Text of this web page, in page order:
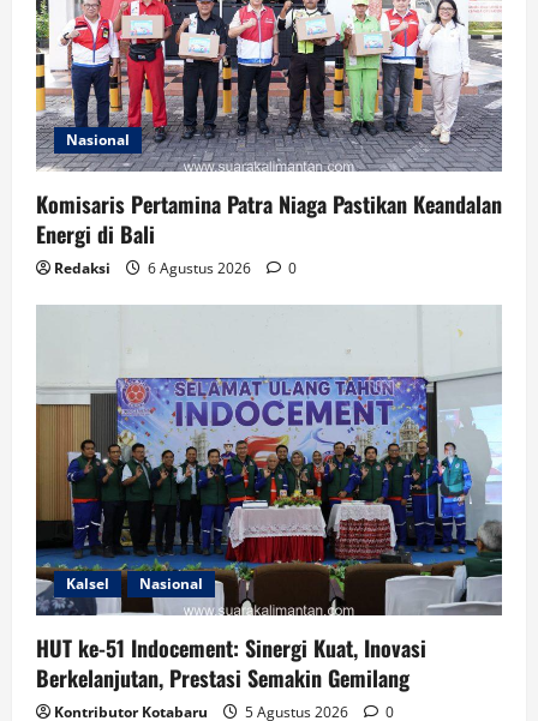
Nasional
Komisaris Pertamina Patra Niaga Pastikan Keandalan
Energi di Bali
Redaksi 6 Agustus 2026 0
Kalsel Nasional
HUT ke-51 Indocement: Sinergi Kuat, Inovasi
Berkelanjutan, Prestasi Semakin Gemilang
Kontributor Kotabaru 5 Agustus 2026 0